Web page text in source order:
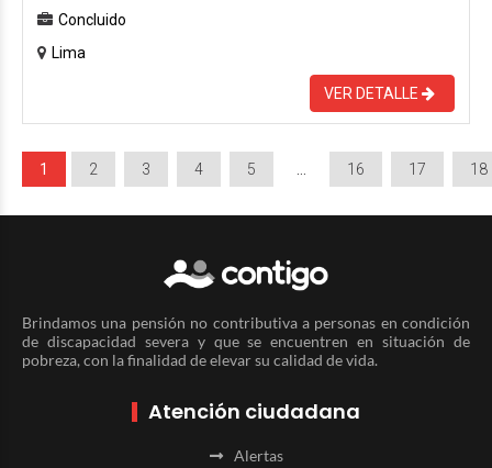
Concluido
Lima
VER DETALLE
1 2 3 4 5 16 17 18
Brindamos una pensión no contributiva a personas en condición
de discapacidad severa y que se encuentren en situación de
pobreza, con la finalidad de elevar su calidad de vida.
Atención ciudadana
Alertas